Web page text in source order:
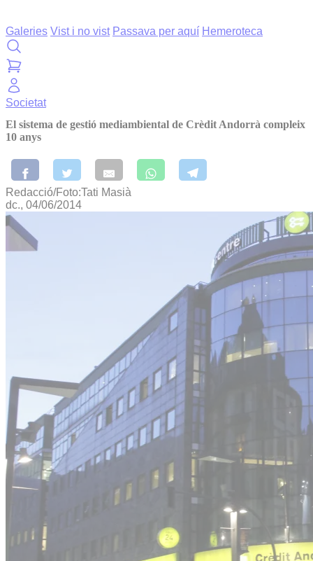
Galeries Vist i no vist Passava per aquí Hemeroteca
Societat
El sistema de gestió mediambiental de Crèdit Andorrà compleix
10 anys
Redacció/Foto:Tati Masià
dc., 04/06/2014